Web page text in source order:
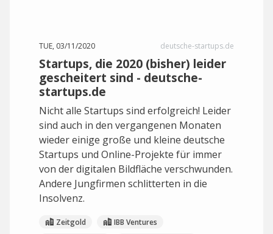
TUE, 03/11/2020 deutsche-startups.de
Startups, die 2020 (bisher) leider
gescheitert sind - deutsche-
startups.de
Nicht alle Startups sind erfolgreich! Leider
sind auch in den vergangenen Monaten
wieder einige große und kleine deutsche
Startups und Online-Projekte für immer
von der digitalen Bildfläche verschwunden.
Andere Jungfirmen schlitterten in die
Insolvenz.
Zeitgold
IBB Ventures